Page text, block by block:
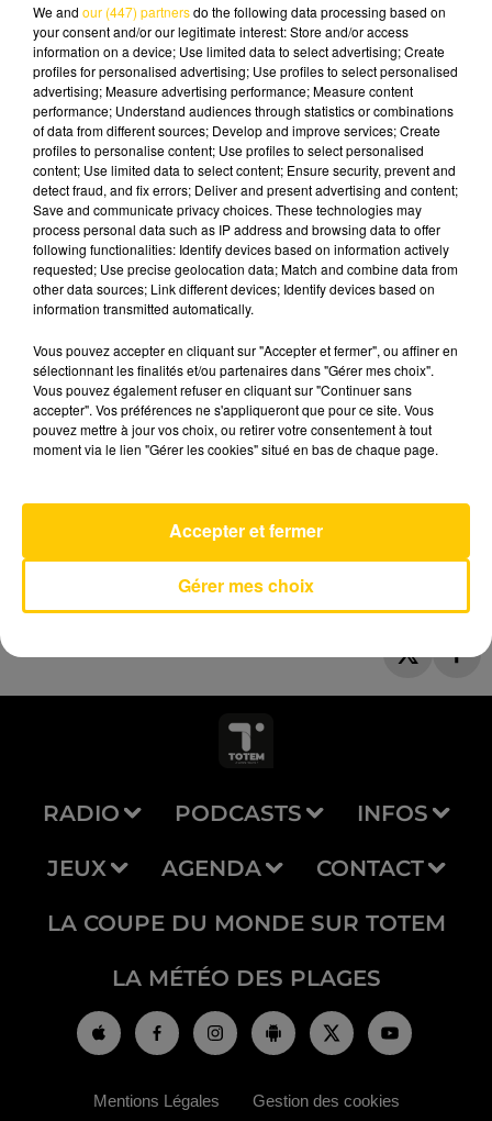
Lecture (4 min 6 sec)
31 mars 2025 - 4 min 6 sec
L'INFO DU TARN DU 31/03/25 À 07H29
L'info du Tarn
AVEYRON NORD
RADIO PODCASTS INFOS
JEUX AGENDA CONTACT
LA COUPE DU MONDE SUR TOTEM
LA MÉTÉO DES PLAGES
Mentions Légales Gestion des cookies
We and our (447) partnersdo the following data processing based on
your consent and/or our legitimate interest: Store and/or access
information on a device; Use limited data to select advertising; Create
profiles for personalised advertising; Use profiles to select personalised
advertising; Measure advertising performance; Measure content
performance; Understand audiences through statistics or combinations
of data from different sources; Develop and improve services; Create
profiles to personalise content; Use profiles to select personalised
content; Use limited data to select content; Ensure security, prevent and
detect fraud, and fix errors; Deliver and present advertising and content;
Save and communicate privacy choices. These technologies may
process personal data such as IP address and browsing data to offer
following functionalities: Identify devices based on information actively
requested; Use precise geolocation data; Match and combine data from
other data sources; Link different devices; Identify devices based on
information transmitted automatically.
Vous pouvez accepter en cliquant sur "Accepter et fermer", ou affiner en
sélectionnant les finalités et/ou partenaires dans "Gérer mes choix".
Vous pouvez également refuser en cliquant sur "Continuer sans
accepter". Vos préférences ne s'appliqueront que pour ce site. Vous
pouvez mettre à jour vos choix, ou retirer votre consentement à tout
moment via le lien "Gérer les cookies" situé en bas de chaque page.
Gérer mes choix
Accepter et fermer